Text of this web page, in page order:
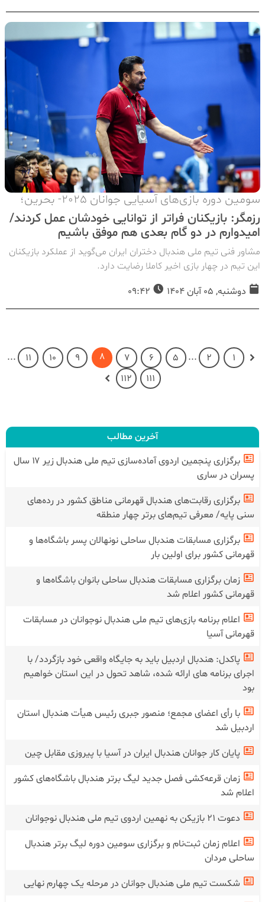
سومین دوره بازی‌های آسیایی جوانان 2025- بحرین؛
رزمگر: بازیکنان فراتر از توانایی خودشان عمل کردند/
امیدوارم در دو گام بعدی هم موفق باشیم
مشاور فنی تیم ملی هندبال دختران ایران می‌گوید از عملکرد بازیکنان
این تیم در چهار بازی اخیر کاملا رضایت دارد.
دوشنبه, 05 آبان 1404
1
2
...
5
6
7
8
9
10
11
...
111
112
آخرین مطالب
برگزاری پنجمین اردوی آماده‌سازی تیم ملی هندبال زیر ۱۷ سال
پسران در ساری
برگزاری رقابت‌های هندبال قهرمانی مناطق کشور در رده‌های
سنی پایه/ معرفی تیم‌های برتر چهار منطقه
برگزاری مسابقات هندبال ساحلی نونهالان پسر باشگاه‌ها و
قهرمانی کشور برای اولین بار
زمان برگزاری مسابقات هندبال ساحلی بانوان باشگاه‌ها و
قهرمانی کشور اعلام شد
اعلام برنامه بازی‌های تیم ملی هندبال نوجوانان در مسابقات
قهرمانی آسیا
پاکدل: هندبال اردبیل باید به جایگاه واقعی خود بازگردد/ با
اجرای برنامه های ارائه شده، شاهد تحول در این استان خواهیم
بود
با رأی اعضای مجمع؛ منصور جبری رئیس هیأت هندبال استان
اردبیل شد
پایان کار جوانان هندبال ایران در آسیا با پیروزی مقابل چین
زمان قرعه‌کشی فصل جدید لیگ برتر هندبال باشگاه‌های کشور
اعلام شد
دعوت ۲۱ بازیکن به نهمین اردوی تیم ملی هندبال نوجوانان
اعلام زمان ثبت‌نام و برگزاری سومین دوره لیگ برتر هندبال
ساحلی مردان
شکست تیم ملی هندبال جوانان در‌ مرحله یک چهارم نهایی